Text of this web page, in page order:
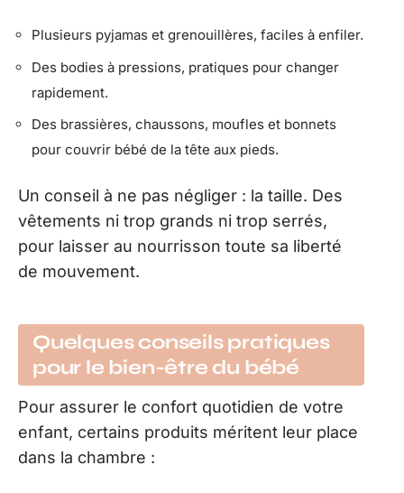
Plusieurs pyjamas et grenouillères, faciles à enfiler.
Des bodies à pressions, pratiques pour changer
rapidement.
Des brassières, chaussons, moufles et bonnets
pour couvrir bébé de la tête aux pieds.
Un conseil à ne pas négliger : la taille. Des
vêtements ni trop grands ni trop serrés,
pour laisser au nourrisson toute sa liberté
de mouvement.
Quelques conseils pratiques
pour le bien-être du bébé
Pour assurer le confort quotidien de votre
enfant, certains produits méritent leur place
dans la chambre :